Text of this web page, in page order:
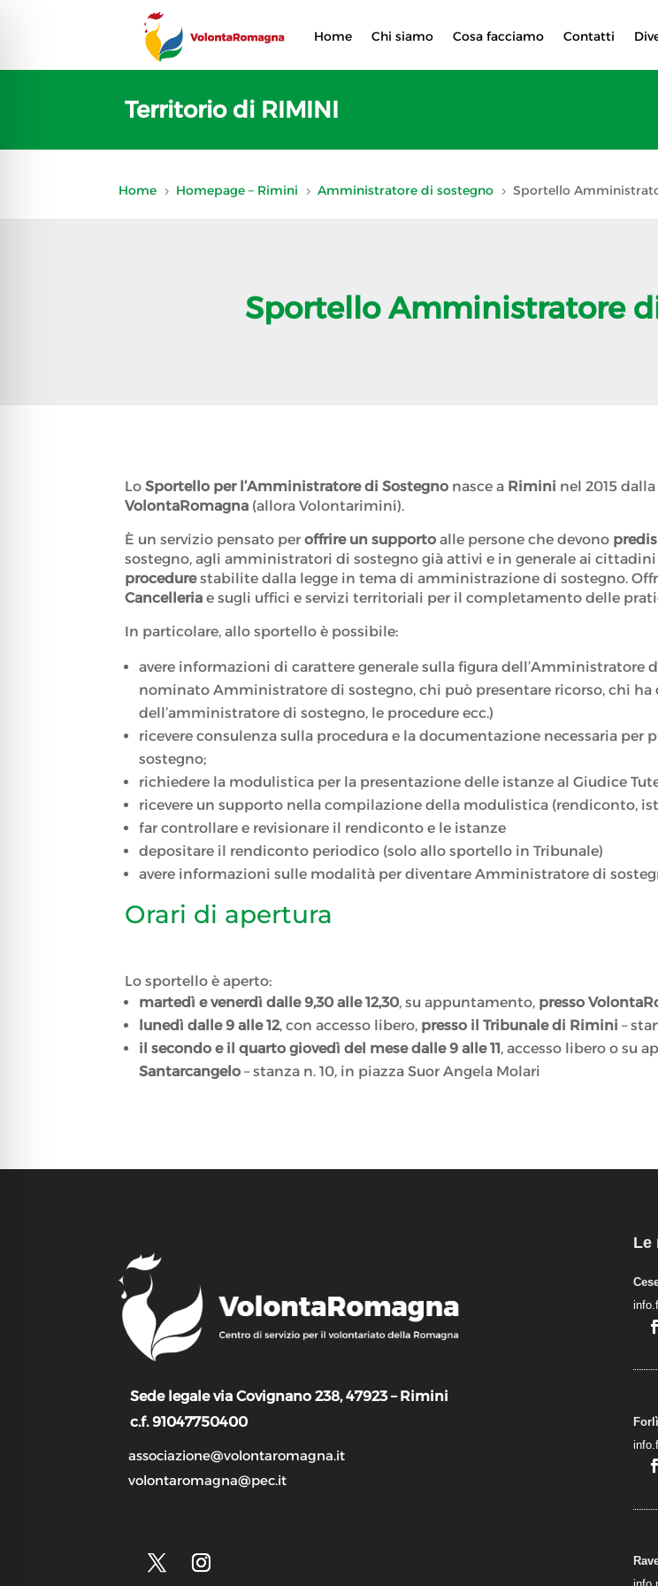
Home Chi siamo Cosa facciamo Contatti
Territorio di RIMINI
Home 5 Homepage – Rimini 5 Amministratore di sostegno 5 Sportello
Sportello Amministratore
LoSportello per l’Amministratore di Sostegno nasce a Rimini nel 2015
VolontaRomagna (allora Volontarimini).
È un servizio pensato peroffrire un supporto alle persone che devono
sostegno, agli amministratori di sostegno già attivi e in generale ai
procedurestabilite dalla legge in tema di amministrazione di sostegno.
Cancelleria e sugli uffici e servizi territoriali per il completamento delle
In particolare, allo sportello è possibile:
avere informazioni di carattere generale sulla figura dell’Amministratore
nominato Amministratore di sostegno, chi può presentare ricorso, chi
dell’amministratore di sostegno, le procedure ecc.)
ricevere consulenza sulla procedura e la documentazione necessaria
sostegno;
richiedere la modulistica per la presentazione delle istanze al Giudice
ricevere un supporto nella compilazione della modulistica (rendiconto,
far controllare e revisionare il rendiconto e le istanze
depositare il rendiconto periodico (solo allo sportello in Tribunale)
avere informazioni sulle modalità per diventare Amministratore di
Orari di apertura
Lo sportello è aperto:
martedì e venerdì dalle 9,30 alle 12,30, su appuntamento, presso
lunedì dalle 9 alle 12, con accesso libero, presso il Tribunale di Rimini–
il secondo e il quarto giovedì del mese dalle 9 alle 11, accesso libero o su
Santarcangelo – stanza n. 10, in piazza Suor Angela Molari
Sede legale via Covignano 238, 47923 – Rimini
c.f. 91047750400
associazione@volontaromagna.it
volontaromagna@pec.it
Le
Forlì